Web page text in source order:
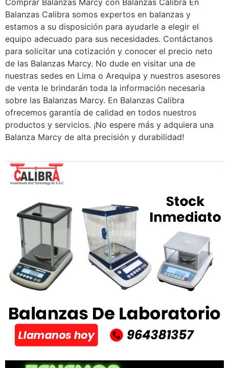
Comprar Balanzas Marcy con Balanzas Calibra En
Balanzas Calibra somos expertos en balanzas y
estamos a su disposición para ayudarle a elegir el
equipo adecuado para sus necesidades. Contáctanos
para solicitar una cotización y conocer el precio neto
de las Balanzas Marcy. No dude en visitar una de
nuestras sedes en Lima o Arequipa y nuestros asesores
de venta le brindarán toda la información necesaria
sobre las Balanzas Marcy. En Balanzas Calibra
ofrecemos garantía de calidad en todos nuestros
productos y servicios. ¡No espere más y adquiera una
Balanza Marcy de alta precisión y durabilidad!